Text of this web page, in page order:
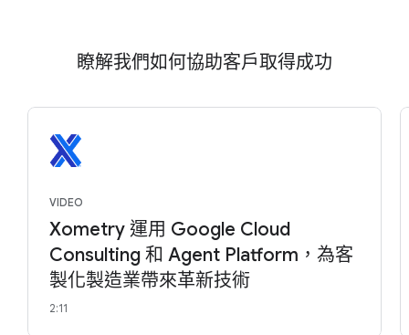
瞭解我們如何協助客戶取得成功
VIDEO
Xometry 運用 Google Cloud
Consulting 和 Agent Platform，為客
製化製造業帶來革新技術
2:11